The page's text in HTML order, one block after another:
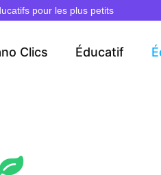
pour les plus petits
Clics Éducatif